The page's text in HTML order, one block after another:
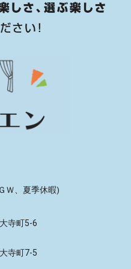
Ｗ、夏季休暇)
寺町5-6
寺町7-5